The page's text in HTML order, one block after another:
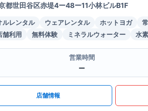
都世田谷区赤堤4ー48ー11小林ビルB1F
ルレンタル ウェアレンタル ホットヨガ
舗利用
無料体験 ミネラルウォーター 水
営業時間
ー
店舗情報